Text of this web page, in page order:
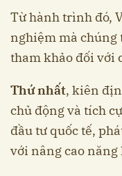
Từ hành trình đó,
nghiệm mà chúng
tham khảo đối với
Thứ nhất, kiên
chủ động và tích
đầu tư quốc tế,
với nâng cao